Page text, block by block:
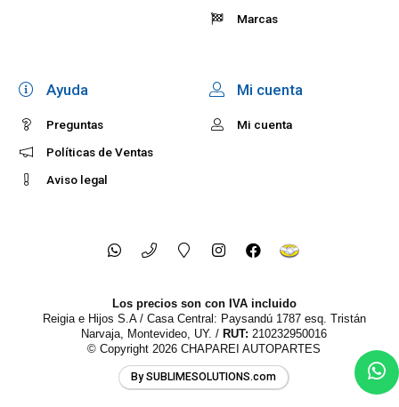
Marcas
Ayuda
Preguntas
Políticas de Ventas
Aviso legal
Mi cuenta
Mi cuenta
Los precios son con IVA incluido
Reigia e Hijos S.A / Casa Central: Paysandú 1787 esq. Tristán
Narvaja, Montevideo, UY. / RUT: 210232950016
© Copyright 2026 CHAPAREI AUTOPARTES
By SUBLIMESOLUTIONS.com